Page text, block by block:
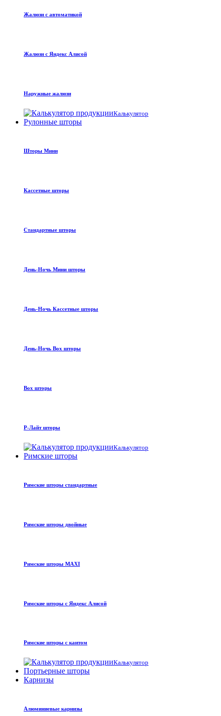
Жалюзи с автоматикой
Жалюзи с Яндекс Алисой
Наружные жалюзи
Калькулятор
Рулонные шторы
Шторы Мини
Кассетные шторы
Стандартные шторы
День-Ночь Мини шторы
День-Ночь Кассетные шторы
День-Ночь Box шторы
Box шторы
Р-Лайт шторы
Калькулятор
Римские шторы
Римские шторы стандартные
Римские шторы двойные
Римские шторы MAXI
Римские шторы с Яндекс Алисой
Римские шторы с кантом
Калькулятор
Портьерные шторы
Карнизы
Алюминиевые карнизы